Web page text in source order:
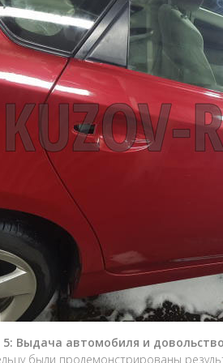
5: Выдача автомобиля и
были продемонстрированы